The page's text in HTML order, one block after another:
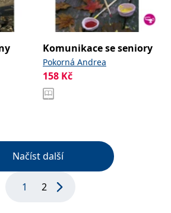
Komunikace se seniory
Pokorná Andrea
158 Kč
Načíst další
1 2